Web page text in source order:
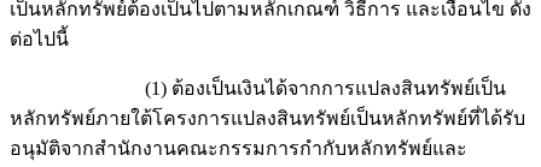
เป็นหลักทรัพย์ต้องเป็นไปตามหลักเกณฑ์ วิธีการ และเงื่อนไข ดัง
ต่อไปนี้
(1) ต้องเป็นเงินได้จากการแปลงสินทรัพย์เป็น
หลักทรัพย์ภายใต้โครงการแปลงสินทรัพย์เป็นหลักทรัพย์ที่ได้รับ
อนุมัติจากสำนักงานคณะกรรมการกำกับหลักทรัพย์และ